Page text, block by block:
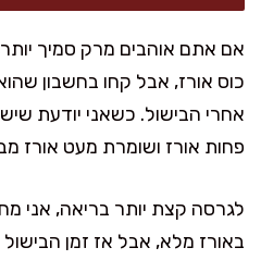
כוס אורז, אבל קחו בחשבון
אחרי הבישול. כשאני יודעת
פחות אורז ושומרת מעט אורז
לגרסה קצת יותר בריאה, אני
באורז מלא, אבל אז זמן הבישול